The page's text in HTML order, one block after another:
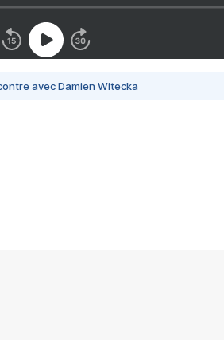
avec Damien Witecka